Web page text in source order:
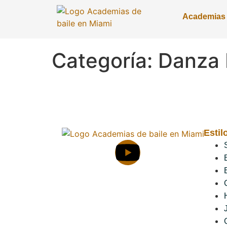
Academias
Categoría: